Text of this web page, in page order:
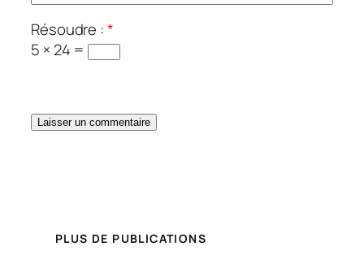
Résoudre :*
5 × 24 =
PLUS DE PUBLICATIONS